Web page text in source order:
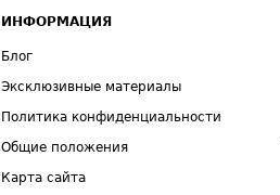
ИНФОРМАЦИЯ
Блог
Эксклюзивные материалы
Политика конфиденциальности
Общие положения
Карта сайта